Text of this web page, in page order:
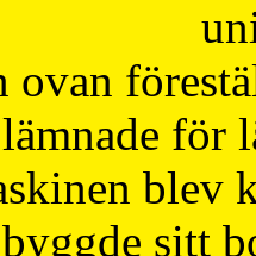
ovan
för
blev
sitt